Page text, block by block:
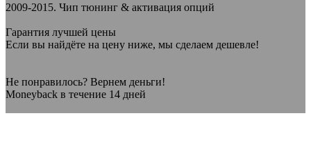
2009-2015. Чип тюнинг & активация опций
Гарантия лучшей цены
Если вы найдёте на цену ниже, мы сделаем дешевле!
Не понравилось? Вернем деньги!
Moneyback в течение 14 дней